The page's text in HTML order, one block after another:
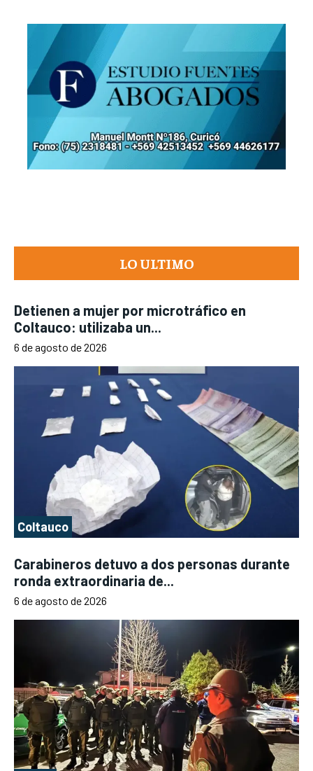
LO ULTIMO
Detienen a mujer por microtráfico en
Coltauco: utilizaba un...
6 de agosto de 2026
Coltauco
Carabineros detuvo a dos personas durante
ronda extraordinaria de...
6 de agosto de 2026